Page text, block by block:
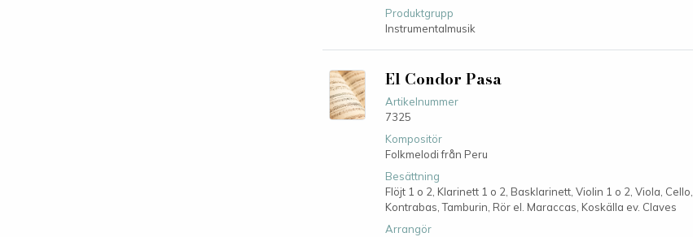
Produktgrupp
Instrumentalmusik
El Condor Pasa
Artikelnummer
7325
Kompositör
Folkmelodi från Peru
Besättning
Flöjt 1 o 2, Klarinett 1 o 2, Basklarinett, Violin 1 o 2, Viola, Cello,
Kontrabas, Tamburin, Rör el. Maraccas, Koskälla ev. Claves
Arrangör